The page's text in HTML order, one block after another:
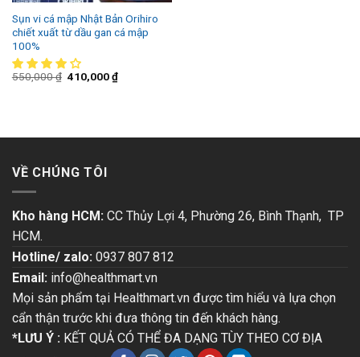
Sụn vi cá mập Nhật Bản Orihiro
chiết xuất từ dầu gan cá mập
100%
550,000₫ 410,000₫
VỀ CHÚNG TÔI
Kho hàng HCM: CC Thủy Lợi 4, Phường 26, Bình Thạnh, TP
HCM.
Hotline/ zalo: 0937 807 812
Email: info@healthmart.vn
Mọi sản phẩm tại Healthmart.vn được tìm hiểu và lựa chọn
cẩn thận trước khi đưa thông tin đến khách hàng.
*LƯU Ý : KẾT QUẢ CÓ THỂ ĐA DẠNG TÙY THEO CƠ ĐỊA